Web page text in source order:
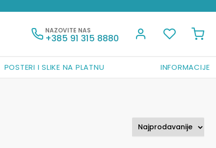
POSTERI I SLIKE NA PLATNU INFORMACIJE
NAZOVITE NAS
+385 91 315 8880